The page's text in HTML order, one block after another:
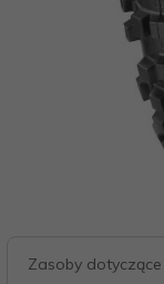
Zasoby